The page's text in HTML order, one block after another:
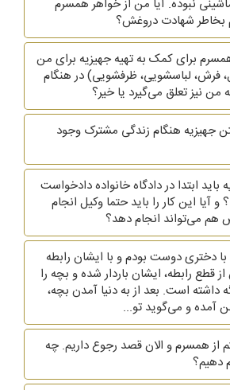
نبوده. آیا من از خواهر همسرم
بخاطر شهادت دروغش؟
برای کمک به تهیه جهیزیه برای من
فرش، لباسشویی، ظرفشویی)‌ در هنگام
من نیز تعلق می‌گیرد یا خیر؟
جهیزیه هنگام زندگی مشترک وجود
باید ابتدا در دادگاه خانواده دادخواست
و آیا این کار را باید حتما وکیل انجام
می‌تواند انجام دهد؟
با دختری دوست بودم و با ایشان رابطه
رابطه، ایشان باردار شده و بچه را
داشته است. بعد از به دنیا آمدن بچه،
آمده و می‌گوید تو...
از همسرم و الان قصد رجوع داریم. چه
دهیم؟